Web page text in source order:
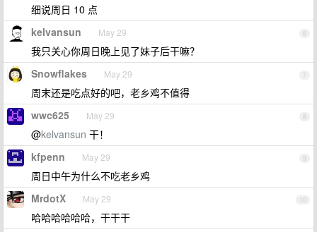
细说周日 10 点
6
kelvansun May 29
我只关心你周日晚上见了妹子后干嘛？
7
Snowflakes May 29
周末还是吃点好的吧，老乡鸡不值得
8
wwc625 May 29
@kelvansun 干！
9
kfpenn May 29
周日中午为什么不吃老乡鸡
10
MrdotX May 29
哈哈哈哈哈哈，干干干